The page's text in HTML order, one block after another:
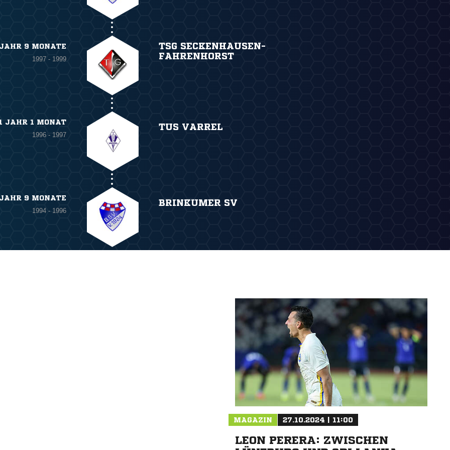
9 MONATE
1997 - 1999
TSG SECKENHAUSEN-
FAHRENHORST
JAHR 1 MONAT
1996 - 1997
TUS VARREL
9 MONATE
1994 - 1996
BRINKUMER SV
MAGAZIN 27.10.2024 | 11:00
LEON PERERA: ZWISCHEN